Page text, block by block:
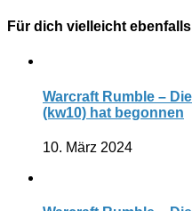
Für dich vielleicht
Warcraft Rumble –
(kw10) hat begonnen
10. März 2024